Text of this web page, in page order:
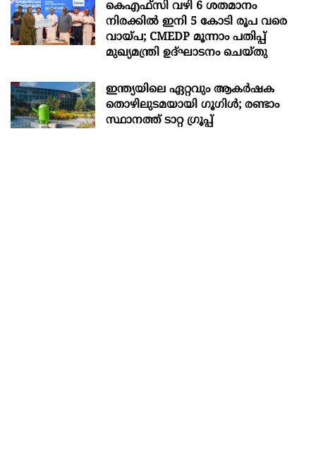
കെഎഫ്സി വഴി 6 ശതമാനം
നിരക്കിൽ ഇനി 5 കോടി രൂപ വരെ
വായ്പ; CMEDP മൂന്നാം പതിപ്പ്
മുഖ്യമന്ത്രി ഉദ്ഘാടനം ചെയ്തു
ഇന്ത്യയിലെ ഏറ്റവും ആകര്‍ഷക
തൊഴിലുടമയായി ഗൂഗിള്‍; രണ്ടാം
സ്ഥാനത്ത് ടാറ്റ ഗ്രൂപ്പ്